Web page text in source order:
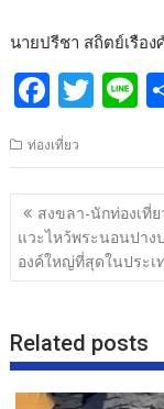
นายปรีชา สถิตย์เรือ
F
ac
e
b
o
o
T
itt
er
e
ท่องเที่ยว
แนะแนว
เรื่อง
สงขลา-นักท่องเที่
แวะไหว้พระนอนปาง
องค์ใหญ่ที่สุดในประเ
Related posts